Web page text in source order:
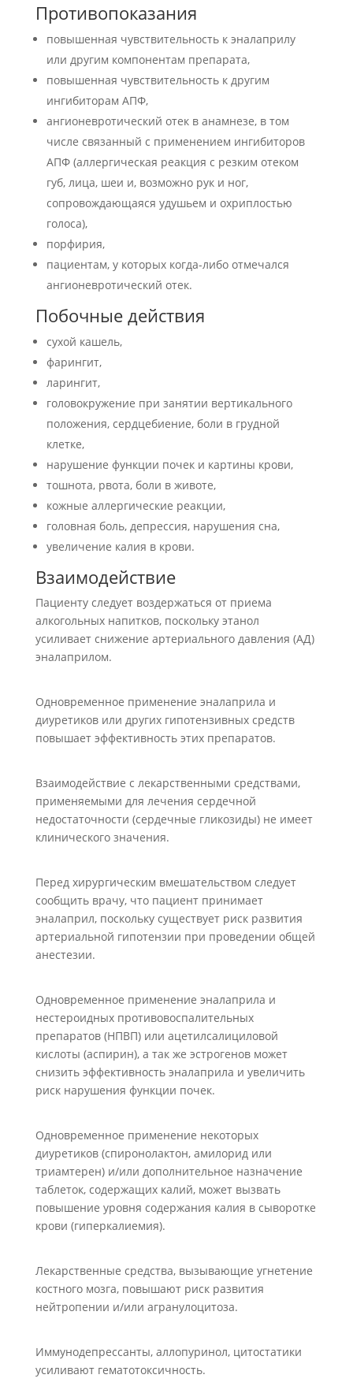
Противопоказания
повышенная чувствительность к эналаприлу
или другим компонентам препарата,
повышенная чувствительность к другим
ингибиторам АПФ,
ангионевротический отек в анамнезе, в том
числе связанный с применением ингибиторов
АПФ (аллергическая реакция с резким отеком
губ, лица, шеи и, возможно рук и ног,
сопровождающаяся удушьем и охриплостью
голоса),
порфирия,
пациентам, у которых когда-либо отмечался
ангионевротический отек.
Побочные действия
сухой кашель,
фарингит,
ларингит,
головокружение при занятии вертикального
положения, сердцебиение, боли в грудной
клетке,
нарушение функции почек и картины крови,
тошнота, рвота, боли в животе,
кожные аллергические реакции,
головная боль, депрессия, нарушения сна,
увеличение калия в крови.
Взаимодействие
Пациенту следует воздержаться от приема
алкогольных напитков, поскольку этанол
усиливает снижение артериального давления (АД)
эналаприлом.
Одновременное применение эналаприла и
диуретиков или других гипотензивных средств
повышает эффективность этих препаратов.
Взаимодействие с лекарственными средствами,
применяемыми для лечения сердечной
недостаточности (сердечные гликозиды) не имеет
клинического значения.
Перед хирургическим вмешательством следует
сообщить врачу, что пациент принимает
эналаприл, поскольку существует риск развития
артериальной гипотензии при проведении общей
анестезии.
Одновременное применение эналаприла и
нестероидных противовоспалительных
препаратов (НПВП) или ацетилсалициловой
кислоты (аспирин), а так же эстрогенов может
снизить эффективность эналаприла и увеличить
риск нарушения функции почек.
Одновременное применение некоторых
диуретиков (спиронолактон, амилорид или
триамтерен) и/или дополнительное назначение
таблеток, содержащих калий, может вызвать
повышение уровня содержания калия в сыворотке
крови (гиперкалиемия).
Лекарственные средства, вызывающие угнетение
костного мозга, повышают риск развития
нейтропении и/или агранулоцитоза.
Иммунодепрессанты, аллопуринол, цитостатики
усиливают гематотоксичность.